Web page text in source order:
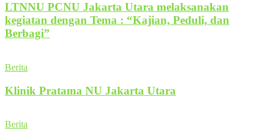
LTNNU PCNU Jakarta Utara melaksanakan
kegiatan dengan Tema : “Kajian, Peduli, dan
Berbagi”
Berita
Klinik Pratama NU Jakarta Utara
Berita